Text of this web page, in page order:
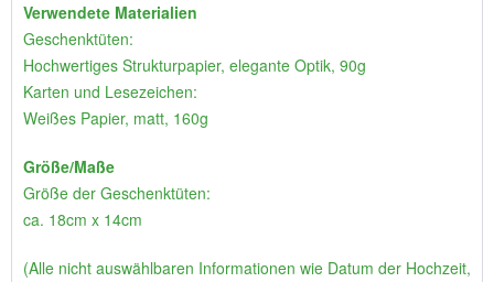
Verwendete Materialien
Geschenktüten:
Hochwertiges Strukturpapier, elegante Optik, 90g
Karten und Lesezeichen:
Weißes Papier, matt, 160g
Größe/Maße
Größe der Geschenktüten:
ca. 18cm x 14cm
(Alle nicht auswählbaren Informationen wie Datum der Hochzeit,